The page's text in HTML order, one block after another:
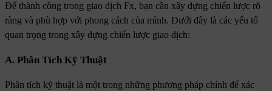
Để thành công trong giao dịch Fx, bạn cần xây dựng chiến lược rõ
ràng và phù hợp với phong cách của mình. Dưới đây là các yếu tố
quan trọng trong xây dựng chiến lược giao dịch:
A. Phân Tích Kỹ Thuật
Phân tích kỹ thuật là một trong những phương pháp chính để xác